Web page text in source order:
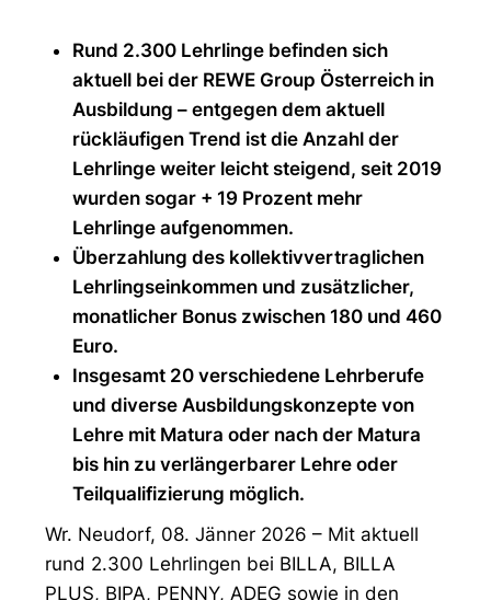
Rund 2.300 Lehrlinge befinden sich
aktuell bei der REWE Group Österreich in
Ausbildung – entgegen dem aktuell
rückläufigen Trend ist die Anzahl der
Lehrlinge weiter leicht steigend, seit 2019
wurden sogar + 19 Prozent mehr
Lehrlinge aufgenommen.
Überzahlung des kollektivvertraglichen
Lehrlingseinkommen und zusätzlicher,
monatlicher Bonus zwischen 180 und 460
Euro.
Insgesamt 20 verschiedene Lehrberufe
und diverse Ausbildungskonzepte von
Lehre mit Matura oder nach der Matura
bis hin zu verlängerbarer Lehre oder
Teilqualifizierung möglich.
Wr. Neudorf, 08. Jänner 2026 – Mit aktuell
rund 2.300 Lehrlingen bei BILLA, BILLA
PLUS, BIPA, PENNY, ADEG sowie in den